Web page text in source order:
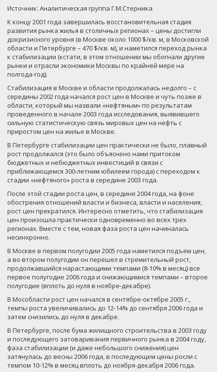
Источник: Аналитическая группа Г.М.Стерника
К концу 2001 года завершилась восстановительная стадия
развития рынка жилья в столичных регионах – цены достигли
докризисного уровня (в Москве около 1000 $/кв. м, в Московской
области и Петербурге – 470 $/кв. м), и наметился переход рынка
к стабилизации (кстати, в этом отношении мы обогнали другие
рынки и отрасли экономики Москвы по крайней мере на
полгода-год).
Стабилизация в Москве и области продолжалась недолго – с
середины 2002 года начался рост цен в Москве и чуть позже в
области, который мы назвали «нефтяным» по результатам
проведенного в начале 2003 года исследования, выявившего
сильную статистическую связь мировых цен на нефть с
приростом цен на жилье в Москве.
В Петербурге стабилизации цен практически не было, плавный
рост продолжался (это было объяснено нами притоком
бюджетных и небюджетных инвестиций в связи с
приближающемся 300-летним юбилеем города) с переходом к
стадии «нефтяного» роста в середине 2003 года.
После этой стадии роста цен, в середине 2004 года, на фоне
обострения отношений власти и бизнеса, власти и населения,
рост цен прекратился. Интересно отметить, что стабилизация
цен произошла практически одновременно во всех трех
регионах. Вместе с тем, новая фаза роста цен начиналась
несинхронно.
В Москве в первом полугодии 2005 года наметился подъем цен,
а во втором полугодии он перешел в стремительный рост,
продолжавшийся нарастающими темпами (8-10% в месяц) все
первое полугодие 2006 года и снижающимися темпами – второе
полугодие (вплоть до нуля в ноябре-декабре).
В Мособласти рост цен начался в сентябре-октябре 2005 г.,
темпы роста увеличивались до 12-14% до сентября 2006 года и
затем снизились до нуля в декабре.
В Петербурге, после бума жилищного строительства в 2003 году
и последующего затоваривания первичного рынка в 2004 году,
фаза стабилизации (и даже небольшого снижения) цен
затянулась до весны 2006 года, в последующем цены росли с
темпом 10-12% в месяц вплоть до ноября-декабря 2006 года.